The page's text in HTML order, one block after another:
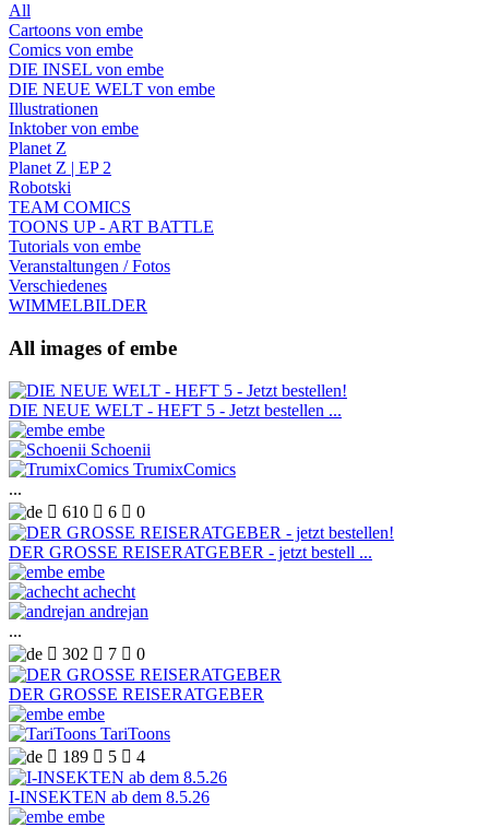
All
Cartoons von embe
Comics von embe
DIE INSEL von embe
DIE NEUE WELT von embe
Illustrationen
Inktober von embe
Planet Z
Planet Z | EP 2
Robotski
TEAM COMICS
TOONS UP - ART BATTLE
Tutorials von embe
Veranstaltungen / Fotos
Verschiedenes
WIMMELBILDER
All images of embe
DIE NEUE WELT - HEFT 5 - Jetzt bestellen ...
embe
Schoenii
TrumixComics
...
 610  6  0
DER GROSSE REISERATGEBER - jetzt bestell ...
embe
achecht
andrejan
...
 302  7  0
DER GROSSE REISERATGEBER
embe
TariToons
 189  5  4
I-INSEKTEN ab dem 8.5.26
embe